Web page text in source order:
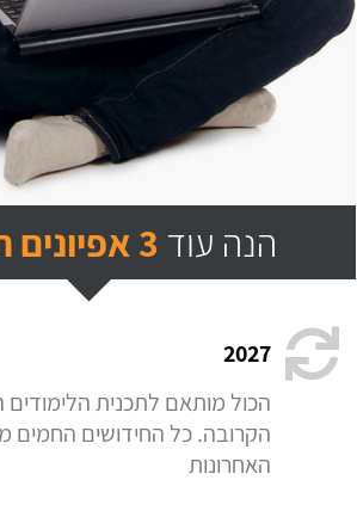
הנה עוד 3 אפיונים חשובים
2027
הכול מותאם לתכנית הלימודים
הקרובה. כל החידושים החמים
האחרונות